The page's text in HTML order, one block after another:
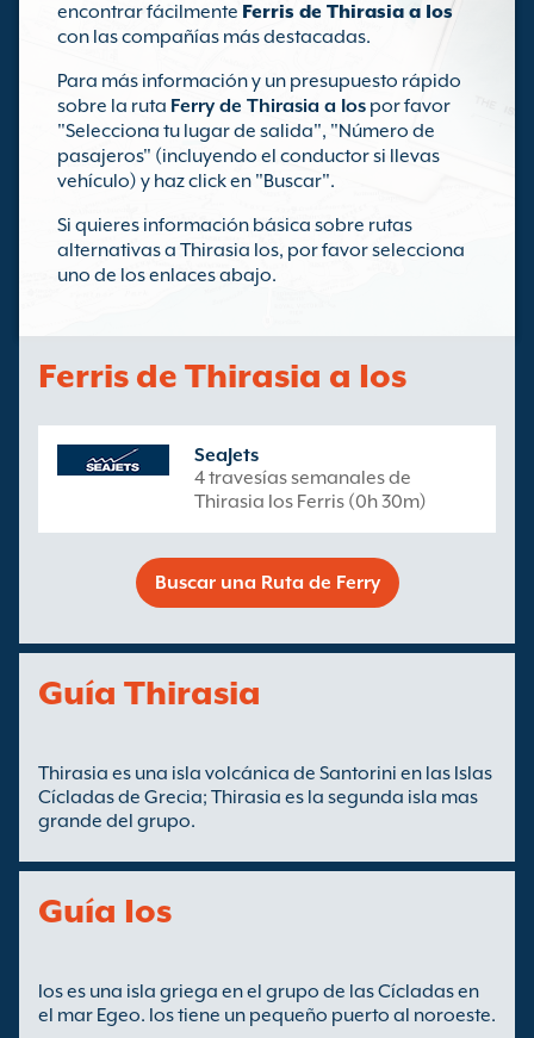
encontrar fácilmente Ferris de Thirasia a Ios
con las compañías más destacadas.
Para más información y un presupuesto rápido
sobre la ruta Ferry de Thirasia a Ios por favor
"Selecciona tu lugar de salida", "Número de
pasajeros" (incluyendo el conductor si llevas
vehículo) y haz click en "Buscar".
Si quieres información básica sobre rutas
alternativas a Thirasia Ios, por favor selecciona
uno de los enlaces abajo.
Ferris de Thirasia a Ios
SeaJets
4 travesías semanales de
Thirasia Ios Ferris (0h 30m)
Buscar una Ruta de Ferry
Guía Thirasia
Thirasia es una isla volcánica de Santorini en las Islas
Cícladas de Grecia; Thirasia es la segunda isla mas
grande del grupo.
Guía Ios
Ios es una isla griega en el grupo de las Cícladas en
el mar Egeo. Ios tiene un pequeño puerto al noroeste.